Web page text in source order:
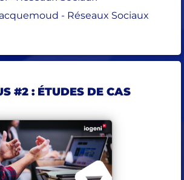
- Réseaux Sociaux
#2 : ÉTUDES DE CAS